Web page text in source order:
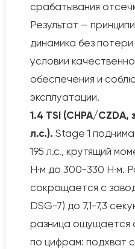
срабатывания
Результат —
динамика без
условии
обеспечения и
эксплуатации.
1.4 TSI (CHPA/
л.с.). Stage 1
195 л.с., крутящий
Н·м до 300-330 Н·м.
сокращается с
DSG-7) до 7,1-7,3
разница ощущается
по цифрам: подхват